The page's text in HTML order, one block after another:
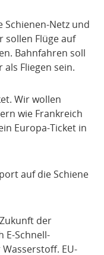
Netz und
sollen Flüge auf
Bahnfahren soll
Fliegen sein.
Wir wollen
wie Frankreich
Europa-Ticket in
auf die Schiene
der
E-Schnell-
EU-